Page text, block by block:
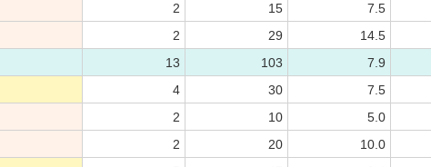
2 15 7.5
2 29 14.5
13 103 7.9
4 30 7.5
2 10 5.0
2 20 10.0